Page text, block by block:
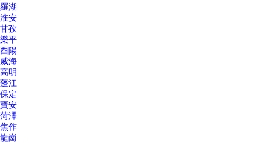
羅湖
淮安
甘孜
樂平
酉陽
威海
高明
蓬江
保定
寶安
菏澤
焦作
龍崗